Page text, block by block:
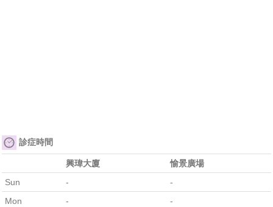
診症時間
興瑋大廈
愉景廣場
Sun
-
-
Mon
-
-